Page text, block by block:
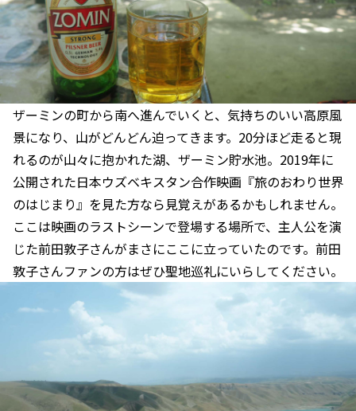
ザーミンの町から南へ進んでいくと、気持ちのいい高原風
景になり、山がどんどん迫ってきます。20分ほど走ると現
れるのが山々に抱かれた湖、ザーミン貯水池。2019年に
公開された日本ウズベキスタン合作映画『旅のおわり世界
のはじまり』を見た方なら見覚えがあるかもしれません。
ここは映画のラストシーンで登場する場所で、主人公を演
じた前田敦子さんがまさにここに立っていたのです。前田
敦子さんファンの方はぜひ聖地巡礼にいらしてください。